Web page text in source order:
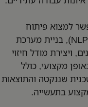
למצוא פיתוח
צ'אטבוט מבוסס עיבוד שפה טבעית (NLP), בניית מערכת
ויצירת מודל חיזוי
מקצועי, כולל
שננקטה והתוצאות
בתעשייה.